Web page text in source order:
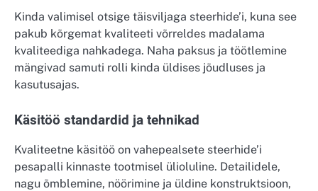
Kinda valimisel otsige täisviljaga steerhide’i, kuna see
pakub kõrgemat kvaliteeti võrreldes madalama
kvaliteediga nahkadega. Naha paksus ja töötlemine
mängivad samuti rolli kinda üldises jõudluses ja
kasutusajas.
Käsitöö standardid ja tehnikad
Kvaliteetne käsitöö on vahepealsete steerhide’i
pesapalli kinnaste tootmisel ülioluline. Detailidele,
nagu õmblemine, nöörimine ja üldine konstruktsioon,